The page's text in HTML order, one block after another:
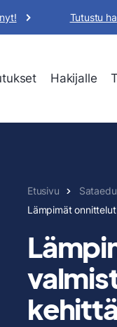
Tutustu
Hakijalle
Etusivu Sataedu
Lämpimät